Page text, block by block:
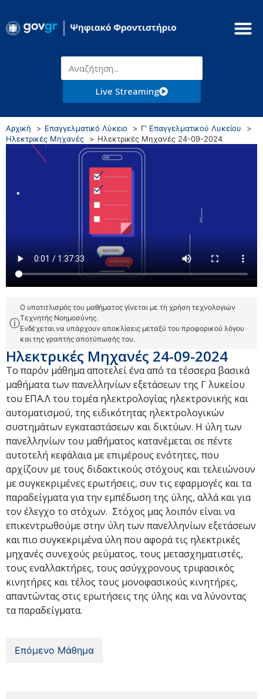
Live Streaming
Αρχική Επαγγελματικό Λύκειο
Γ' Επαγγελματικού Λυκείου
Ηλεκτρικές Μηχανές
Ηλεκτρικές Μηχανές 24-09-2024
ⓘ
Ο υποτιτλισμός του μαθήματος γίνεται με τη χρήση τεχνολογιών
Τεχνητής Νοημοσύνης.
Ενδέχεται να υπάρχουν αποκλίσεις μεταξύ του προφορικού λόγου
και της γραπτής αποτύπωσής του.
Ηλεκτρικές Μηχανές 24-09-2024
Το παρόν μάθημα αποτελεί ένα από τα τέσσερα βασικά
μαθήματα των πανελληνίων εξετάσεων της Γ λυκείου
του ΕΠΑ.Λ του τομέα ηλεκτρολογίας ηλεκτρονικής και
αυτοματισμού, της ειδικότητας ηλεκτρολογικών
συστημάτων εγκαταστάσεων και δικτύων. Η ύλη των
πανελληνίων του μαθήματος κατανέμεται σε πέντε
αυτοτελή κεφάλαια με επιμέρους ενότητες, που
αρχίζουν με τους διδακτικούς στόχους και τελειώνουν
με συγκεκριμένες ερωτήσεις, συν τις εφαρμογές και τα
παραδείγματα για την εμπέδωση της ύλης, αλλά και για
τον έλεγχο το στόχων. Στόχος μας λοιπόν είναι να
επικεντρωθούμε στην ύλη των πανελληνίων εξετάσεων
και πιο συγκεκριμένα ύλη που αφορά τις ηλεκτρικές
μηχανές συνεχούς ρεύματος, τους μετασχηματιστές,
τους εναλλακτήρες, τους ασύγχρονους τριφασικός
κινητήρες και τέλος τους μονοφασικούς κινητήρες,
απαντώντας στις ερωτήσεις της ύλης και να λύνοντας
τα παραδείγματα.
Επόμενο Μάθημα